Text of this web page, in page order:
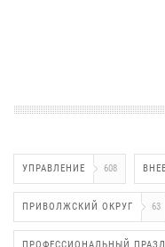
УПРАВЛЕНИЕ 608
ПРИВОЛЖСКИЙ ОКРУГ 63
ПРОФЕССИОНАЛЬНЫЙ